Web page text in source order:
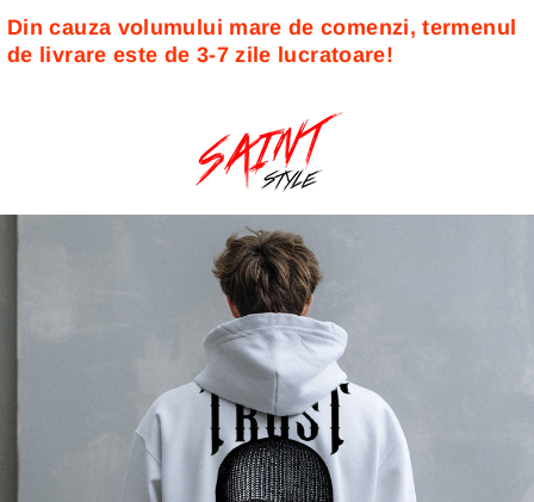
Din cauza volumului mare de comenzi, termenul
de livrare este de 3-7 zile lucratoare!